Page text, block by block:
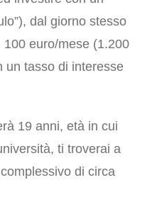
dal giorno stesso
euro/mese (1.200
un tasso di interesse
19 anni, età in cui
ti troverai a
di circa